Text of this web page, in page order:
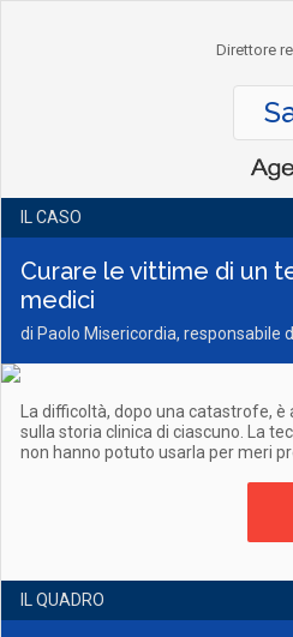
Direttore
IL CASO
Curare le vittime di un
medici
di Paolo Misericordia, responsabile
La difficoltà, dopo una catastrofe,
sulla storia clinica di ciascuno. La
non hanno potuto usarla per meri
IL QUADRO